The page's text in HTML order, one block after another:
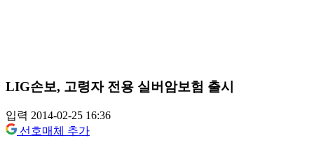
LIG손보, 고령자 전용 실버암보험 출시
입력 2014-02-25 16:36
선호매체 추가